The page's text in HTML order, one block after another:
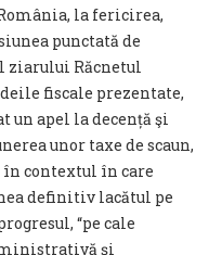
la fericirea,
punctată de
ziarului Răcnetul
fiscale prezentate,
un apel la decență şi
unor taxe de scaun,
contextul în care
definitiv lacătul pe
“pe cale
şi